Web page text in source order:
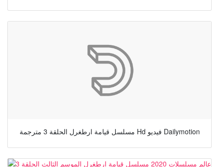
مسلسل قيامة ارطغرل الحلقة 3 مترجمة Hd فيديو Dailymotion